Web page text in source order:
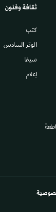
ثقافة وفنون
كتب
الوتر السادس​
سينما
إعلام